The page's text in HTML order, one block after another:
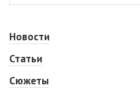
Новости
Статьи
Сюжеты